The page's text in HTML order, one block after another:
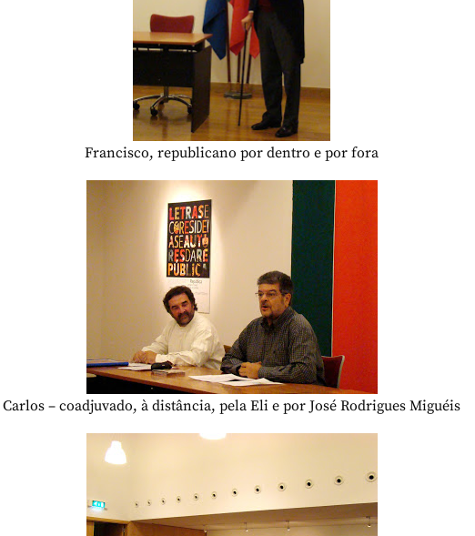
Francisco, republicano por dentro e por fora
Carlos – coadjuvado, à distância, pela Eli e por José Rodrigues Miguéis